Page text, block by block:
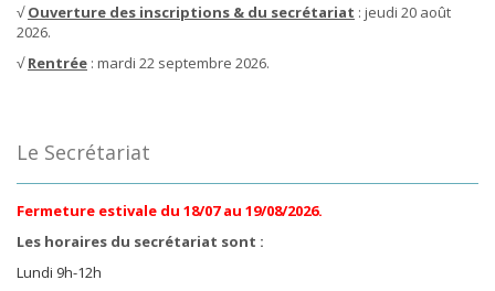
√Ouverture des inscriptions & du secrétariat : jeudi 20 août
2026.
√Rentrée : mardi 22 septembre 2026.
Le Secrétariat
Fermeture estivale du 18/07 au 19/08/2026.
Les horaires du secrétariat sont :
Lundi 9h-12h